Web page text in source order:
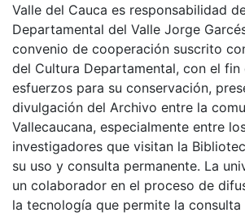
Valle del Cauca es responsabilidad
Departamental del Valle Jorge
convenio de cooperación suscrito
del Cultura Departamental, con el fin
esfuerzos para su conservación,
divulgación del Archivo entre la
Vallecaucana, especialmente entre
investigadores que visitan la
su uso y consulta permanente. La
un colaborador en el proceso de
la tecnología que permite la consulta